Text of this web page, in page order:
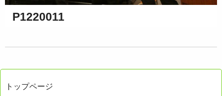
P1220011
トップページ